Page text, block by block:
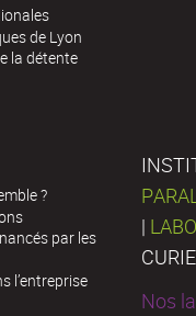
de Lyon
la détente
?
par les
l’entreprise
|
Nos